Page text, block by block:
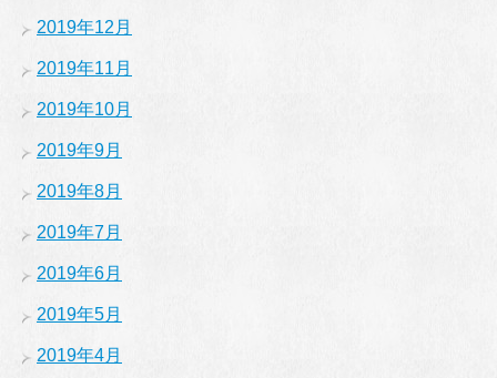
2019年12月
2019年11月
2019年10月
2019年9月
2019年8月
2019年7月
2019年6月
2019年5月
2019年4月